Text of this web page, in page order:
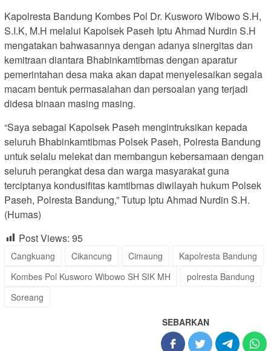
Kapolresta Bandung Kombes Pol Dr. Kusworo Wibowo S.H,
S.I.K, M.H melalui Kapolsek Paseh Iptu Ahmad Nurdin S.H
mengatakan bahwasannya dengan adanya sinergitas dan
kemitraan diantara Bhabinkamtibmas dengan aparatur
pemerintahan desa maka akan dapat menyelesaikan segala
macam bentuk permasalahan dan persoalan yang terjadi
didesa binaan masing masing.
“Saya sebagai Kapolsek Paseh mengintruksikan kepada
seluruh Bhabinkamtibmas Polsek Paseh, Polresta Bandung
untuk selalu melekat dan membangun kebersamaan dengan
seluruh perangkat desa dan warga masyarakat guna
terciptanya kondusifitas kamtibmas diwilayah hukum Polsek
Paseh, Polresta Bandung,” Tutup Iptu Ahmad Nurdin S.H.
(Humas)
Post Views: 95
Cangkuang Cikancung Cimaung
Kapolresta Bandung
Kombes Pol Kusworo Wibowo SH SIK MH
polresta Bandung
Soreang
SEBARKAN